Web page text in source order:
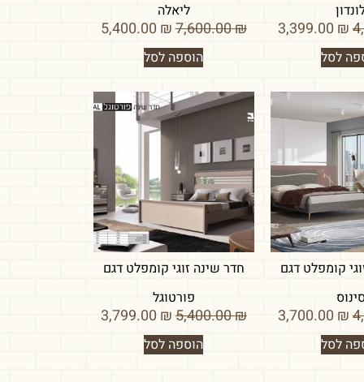
₪
לסל
ליאלה
₪
7,600.00
₪
הוספה לסל
קומפלט דגם
₪
3,700.00
לסל
חדר שינה זוגי קומפלט דגם
פורטוגל
₪
5,400.00
₪
3,799.00
הוספה לסל